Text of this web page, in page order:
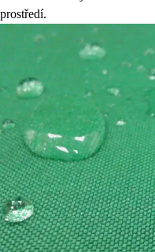
prostředí.